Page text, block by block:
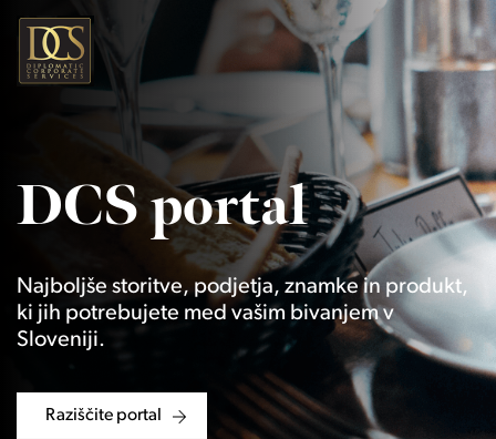
DCS portal
Najboljše storitve, podjetja, znamke in produkt,
ki jih potrebujete med vašim bivanjem v
Sloveniji.
Raziščite portal